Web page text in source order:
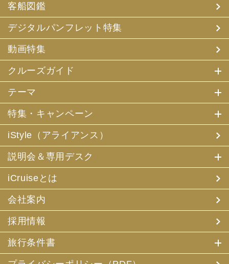
客船図鑑
デジタルパンフレット特集
動画特集
クルーズガイド
テーマ
特集・キャンペーン
iStyle（アライアンス）
説明会＆専用デスク
iCruiseとは
会社案内
採用情報
旅行条件書